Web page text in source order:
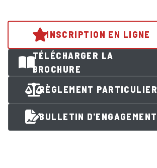
INSCRIPTION EN LIGNE
TÉLÉCHARGER LA
BROCHURE
RÈGLEMENT PARTICULIER
BULLETIN D'ENGAGEMENT